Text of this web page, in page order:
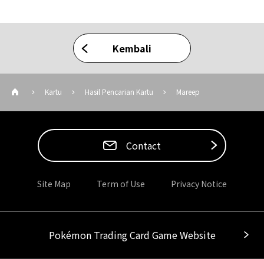
Kembali
Kartu Hasil Pencarian Kartu Mareep
Contact
Site Map Term of Use Privacy Notice
Pokémon Trading Card Game Website